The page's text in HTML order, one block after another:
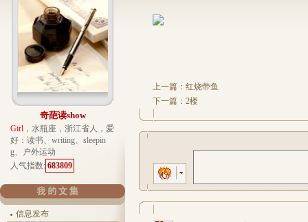
奇葩读show
Girl ，水瓶座，浙江省人，爱
好：读书、writing、sleepin
g、户外运动
人气指数: 683809
信息发布
上一篇： 红烧带鱼
下一篇： 2楼